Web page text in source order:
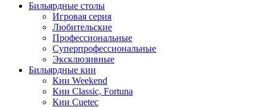
Бильярдные столы
Игровая серия
Любительские
Профессиональные
Суперпрофессиональные
Эксклюзивные
Бильярдные кии
Кии Weekend
Кии Classic, Fortuna
Кии Cuetec